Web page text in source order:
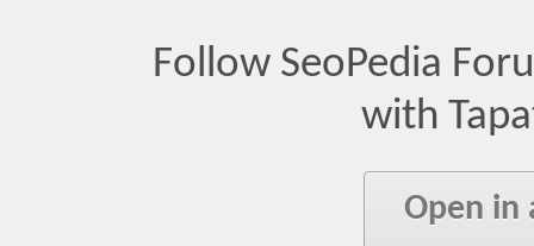
Follow SeoPedia
with
Open in